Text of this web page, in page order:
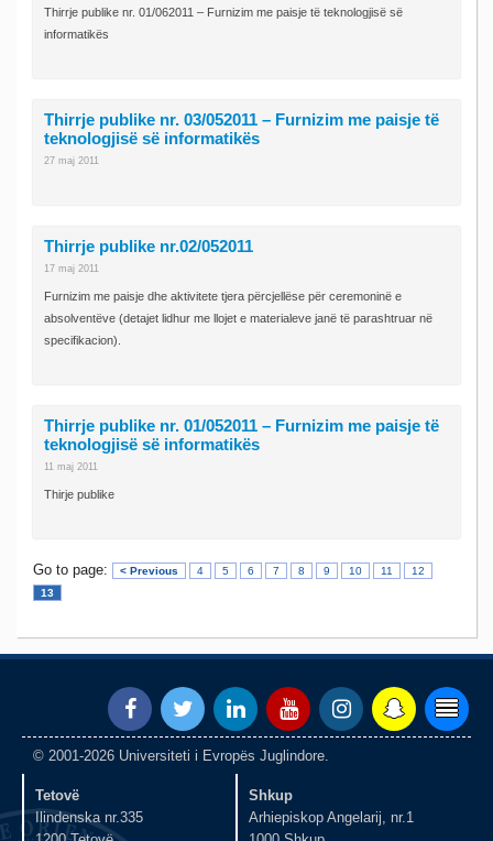
Thirrje publike nr. 01/062011 – Furnizim me paisje të teknologjisë së
informatikës
Thirrje publike nr. 03/052011 – Furnizim me paisje të
teknologjisë së informatikës
27 maj 2011
Thirrje publike nr.02/052011
17 maj 2011
Furnizim me paisje dhe aktivitete tjera përcjellëse për ceremoninë e
absolventëve (detajet lidhur me llojet e materialeve janë të parashtruar në
specifikacion).
Thirrje publike nr. 01/052011 – Furnizim me paisje të
teknologjisë së informatikës
11 maj 2011
Thirje publike
Go to page: < Previous 4 5 6 7 8 9 10 11
12
13
© 2001-2026 Universiteti i Evropës Juglindore.
Tetovë
Ilindenska nr.335
Shkup
Arhiepiskop Angelarij, nr.1